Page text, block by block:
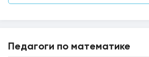
Педагоги по математике